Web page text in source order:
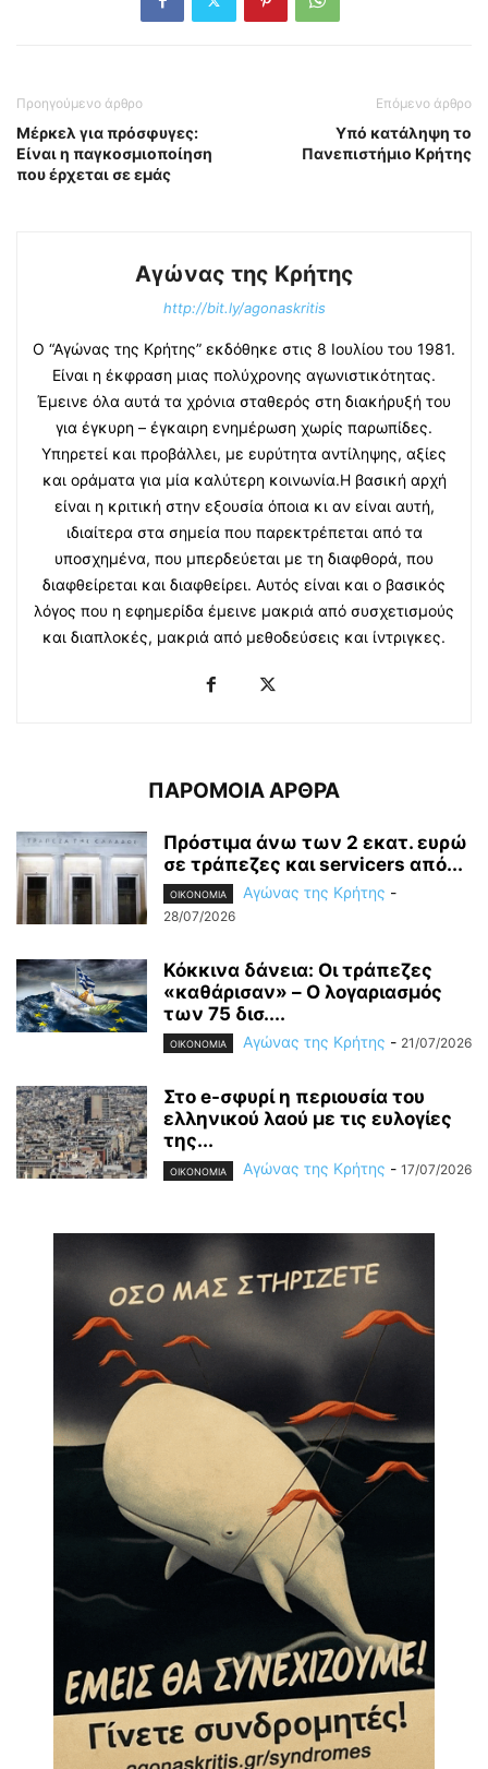
Προηγούμενο άρθρο
Μέρκελ για πρόσφυγες:
Είναι η παγκοσμιοποίηση
που έρχεται σε εμάς
Επόμενο άρθρο
Υπό κατάληψη το
Πανεπιστήμιο Κρήτης
Αγώνας της Κρήτης
http://bit.ly/agonaskritis
Ο “Αγώνας της Κρήτης” εκδόθηκε στις 8 Ιουλίου του 1981.
Είναι η έκφραση μιας πολύχρονης αγωνιστικότητας.
Έμεινε όλα αυτά τα χρόνια σταθερός στη διακήρυξή του
για έγκυρη – έγκαιρη ενημέρωση χωρίς παρωπίδες.
Υπηρετεί και προβάλλει, με ευρύτητα αντίληψης, αξίες
και οράματα για μία καλύτερη κοινωνία.Η βασική αρχή
είναι η κριτική στην εξουσία όποια κι αν είναι αυτή,
ιδιαίτερα στα σημεία που παρεκτρέπεται από τα
υποσχημένα, που μπερδεύεται με τη διαφθορά, που
διαφθείρεται και διαφθείρει. Αυτός είναι και ο βασικός
λόγος που η εφημερίδα έμεινε μακριά από συσχετισμούς
και διαπλοκές, μακριά από μεθοδεύσεις και ίντριγκες.
ΠΑΡΟΜΟΙΑ ΑΡΘΡΑ
Πρόστιμα άνω των 2 εκατ. ευρώ
σε τράπεζες και servicers από...
OIKONOMIA Αγώνας της Κρήτης -
28/07/2026
Κόκκινα δάνεια: Οι τράπεζες
«καθάρισαν» – O λογαριασμός
των 75 δισ....
OIKONOMIA Αγώνας της Κρήτης - 21/07/2026
Στο e-σφυρί η περιουσία του
ελληνικού λαού με τις ευλογίες
της...
OIKONOMIA Αγώνας της Κρήτης - 17/07/2026